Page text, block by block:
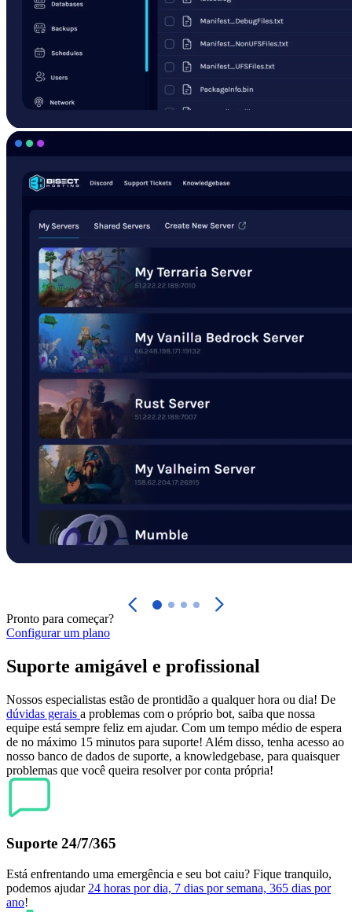
Pronto para começar?
Configurar um plano
Suporte amigável e profissional
Nossos especialistas estão de prontidão a qualquer hora ou dia! De
dúvidas gerais a problemas com o próprio bot, saiba que nossa
equipe está sempre feliz em ajudar. Com um tempo médio de espera
de no máximo 15 minutos para suporte! Além disso, tenha acesso ao
nosso banco de dados de suporte, a knowledgebase, para quaisquer
problemas que você queira resolver por conta própria!
Suporte 24/7/365
Está enfrentando uma emergência e seu bot caiu? Fique tranquilo,
podemos ajudar 24 horas por dia, 7 dias por semana, 365 dias por
ano!